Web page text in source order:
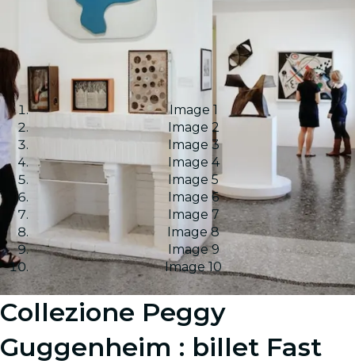
Image 1
Image 2
Image 3
Image 4
Image 5
Image 6
Image 7
Image 8
Image 9
Image 10
Collezione Peggy
Guggenheim : billet Fast